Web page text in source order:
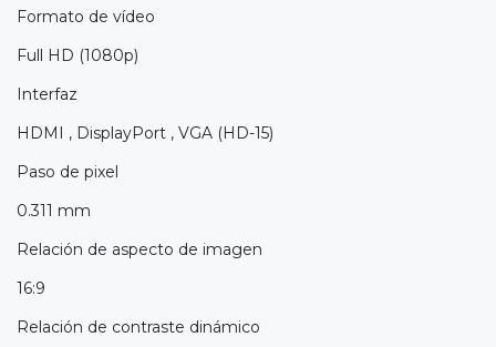
Formato de vídeo
Full HD (1080p)
Interfaz
HDMI , DisplayPort , VGA (HD-15)
Paso de pixel
0.311 mm
Relación de aspecto de imagen
16:9
Relación de contraste dinámico